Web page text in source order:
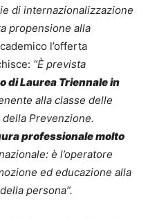
di internazionalizzazione
propensione alla
l’offerta
“È prevista
di Laurea Triennale in
alla classe delle
Prevenzione.
professionale molto
è l’operatore
ed educazione alla
persona”.